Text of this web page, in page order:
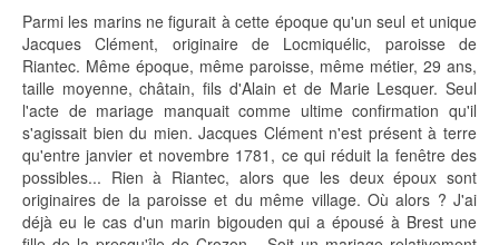
Parmi les marins ne figurait à cette époque qu'un seul et unique
Jacques Clément, originaire de Locmiquélic, paroisse de
Riantec. Même époque, même paroisse, même métier, 29 ans,
taille moyenne, châtain, fils d'Alain et de Marie Lesquer. Seul
l'acte de mariage manquait comme ultime confirmation qu'il
s'agissait bien du mien. Jacques Clément n'est présent à terre
qu'entre janvier et novembre 1781, ce qui réduit la fenêtre des
possibles... Rien à Riantec, alors que les deux époux sont
originaires de la paroisse et du même village. Où alors ? J'ai
déjà eu le cas d'un marin bigouden qui a épousé à Brest une